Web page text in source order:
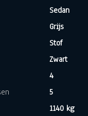
Sedan
Grijs
Stof
Zwart
4
5
1140 kg